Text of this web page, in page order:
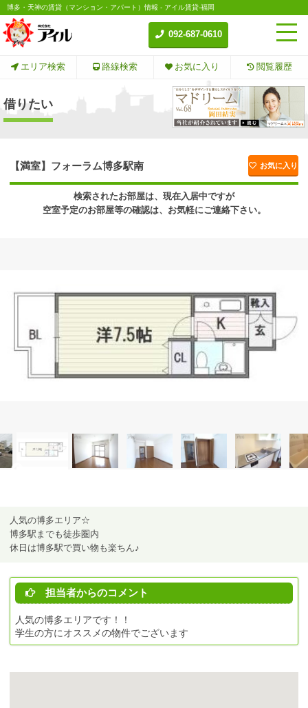
博多・天神の賃貸（マンション・アパート）情報 - アイル賃貸-福岡
092-687-0610
エリア検索 路線検索 お気に入り 閲覧履歴
借りたい
【満室】フォーラム博多駅南 お気に入り
検索されたお部屋は、現在入居中ですが
空室予定のお部屋等の確認は、お気軽にご連絡下さい。
人気の博多エリア☆
博多駅までも徒歩圏内
休日は博多駅で買い物も楽ちん♪
担当者からのコメント
人気の博多エリアです！！
学生の方にオススメの物件でございます